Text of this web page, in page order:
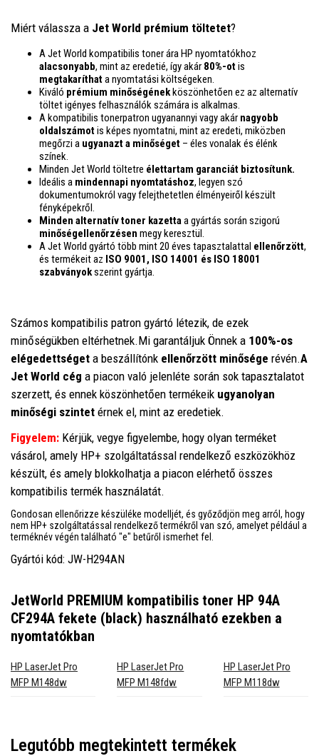
Miért válassza a Jet World prémium töltetet?
A Jet World kompatibilis toner ára HP nyomtatókhoz
alacsonyabb, mint az eredetié, így akár 80%-otis
megtakaríthata nyomtatási költségeken.
Kiváló prémium minőségénekköszönhetően ez az alternatív
töltet igényes felhasználók számára is alkalmas.
A kompatibilis tonerpatron ugyanannyi vagy akár nagyobb
oldalszámotis képes nyomtatni, mint az eredeti, miközben
megőrzi a ugyanazt a minőséget – éles vonalak és élénk
színek.
Minden Jet World töltetre élettartam garanciát biztosítunk.
Ideális a mindennapi nyomtatáshoz, legyen szó
dokumentumokról vagy felejthetetlen élményeiről készült
fényképekről.
Minden alternatív toner kazettaa gyártás során szigorú
minőségellenőrzésen megy keresztül.
A Jet World gyártó több mint 20 éves tapasztalattal ellenőrzött,
és termékeit az ISO 9001, ISO 14001 és ISO 18001
szabványokszerint gyártja.
Számos kompatibilis patron gyártó létezik, de ezek
minőségükben eltérhetnek.Mi garantáljuk Önnek a 100%-os
elégedettséget a beszállítónk ellenőrzött minősége révén.A
Jet World cég a piacon való jelenléte során sok tapasztalatot
szerzett, és ennek köszönhetően termékeik ugyanolyan
minőségi szintet érnek el, mint az eredetiek.
Figyelem: Kérjük, vegye figyelembe, hogy olyan terméket
vásárol, amely HP+ szolgáltatással rendelkező eszközökhöz
készült, és amely blokkolhatja a piacon elérhető összes
kompatibilis termék használatát.
Gondosan ellenőrizze készüléke modelljét, és győződjön meg arról, hogy
nem HP+ szolgáltatással rendelkező termékről van szó, amelyet például a
terméknév végén található "e" betűről ismerhet fel.
Gyártói kód: JW-H294AN
JetWorld PREMIUM kompatibilis toner HP 94A
CF294A fekete (black) használható ezekben a
nyomtatókban
HP LaserJet Pro
MFP M148dw
HP LaserJet Pro
MFP M148fdw
HP LaserJet Pro
MFP M118dw
Legutóbb megtekintett termékek